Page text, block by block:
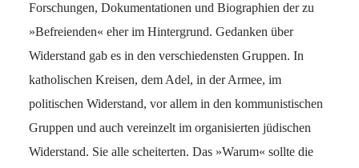
Forschungen, Dokumentationen und Biographien der zu
»Befreienden« eher im Hintergrund. Gedanken über
Widerstand gab es in den verschiedensten Gruppen. In
katholischen Kreisen, dem Adel, in der Armee, im
politischen Widerstand, vor allem in den kommunistischen
Gruppen und auch vereinzelt im organisierten jüdischen
Widerstand. Sie alle scheiterten. Das »Warum« sollte die